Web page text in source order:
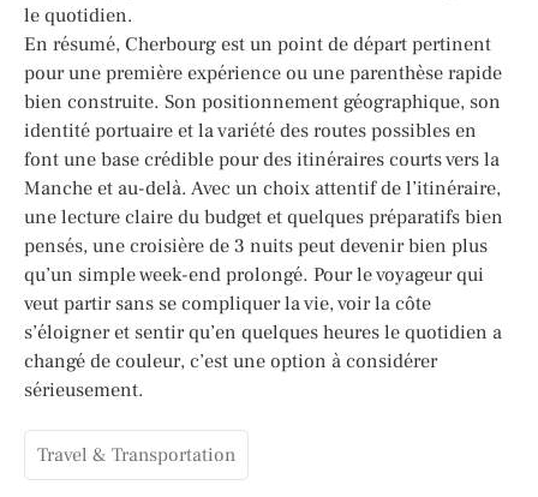
le quotidien.
En résumé, Cherbourg est un point de départ pertinent
pour une première expérience ou une parenthèse rapide
bien construite. Son positionnement géographique, son
identité portuaire et la variété des routes possibles en
font une base crédible pour des itinéraires courts vers la
Manche et au-delà. Avec un choix attentif de l’itinéraire,
une lecture claire du budget et quelques préparatifs bien
pensés, une croisière de 3 nuits peut devenir bien plus
qu’un simple week-end prolongé. Pour le voyageur qui
veut partir sans se compliquer la vie, voir la côte
s’éloigner et sentir qu’en quelques heures le quotidien a
changé de couleur, c’est une option à considérer
sérieusement.
Travel & Transportation